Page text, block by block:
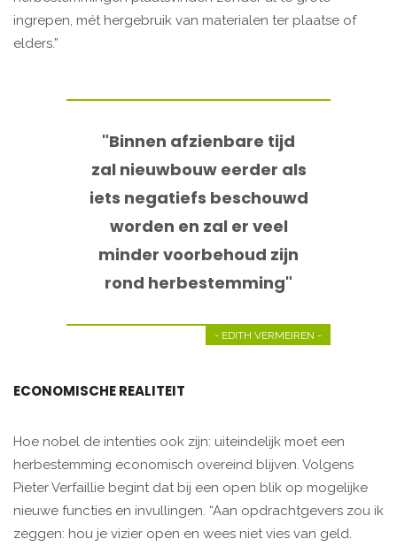
ingrepen, mét hergebruik van materialen ter plaatse of
elders.”
"Binnen afzienbare tijd
zal nieuwbouw eerder als
iets negatiefs beschouwd
worden en zal er veel
minder voorbehoud zijn
rond herbestemming"
- EDITH VERMEIREN -
ECONOMISCHE REALITEIT
Hoe nobel de intenties ook zijn: uiteindelijk moet een
herbestemming economisch overeind blijven. Volgens
Pieter Verfaillie begint dat bij een open blik op mogelijke
nieuwe functies en invullingen. “Aan opdrachtgevers zou ik
zeggen: hou je vizier open en wees niet vies van geld.